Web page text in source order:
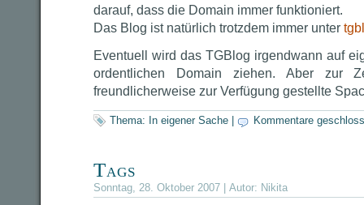
darauf, dass die Domain immer funktioniert.
Das Blog ist natürlich trotzdem immer unter
Eventuell wird das TGBlog irgendwann auf
ordentlichen Domain ziehen. Aber
freundlicherweise zur Verfügung gestellte
Thema: In eigener Sache Kommentare
Tags
Sonntag, 28. Oktober 2007 | Autor: Nikita